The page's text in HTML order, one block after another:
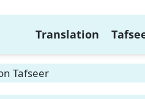
Translation
Tafseer